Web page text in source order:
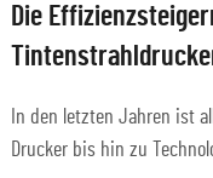
Die
In den letzten Jahren ist
Drucker bis hin zu